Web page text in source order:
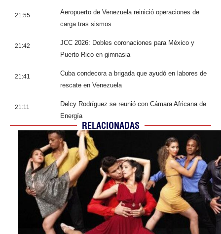
21:55
Aeropuerto de Venezuela reinició operaciones de
carga tras sismos
21:42
JCC 2026: Dobles coronaciones para México y
Puerto Rico en gimnasia
21:41
Cuba condecora a brigada que ayudó en labores de
rescate en Venezuela
21:11
Delcy Rodríguez se reunió con Cámara Africana de
Energía
RELACIONADAS